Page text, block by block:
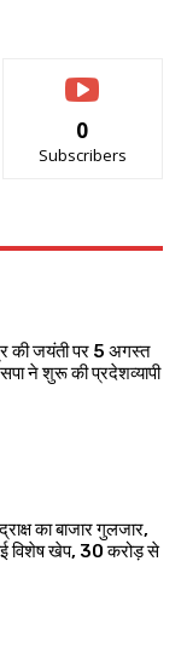
0
Subscribers
की जयंती पर 5 अगस्त
ने शुरू की प्रदेशव्यापी
का बाजार गुलजार,
विशेष खेप, 30 करोड़ से